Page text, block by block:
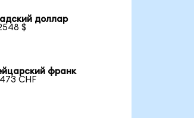
доллар
$
франк
CHF